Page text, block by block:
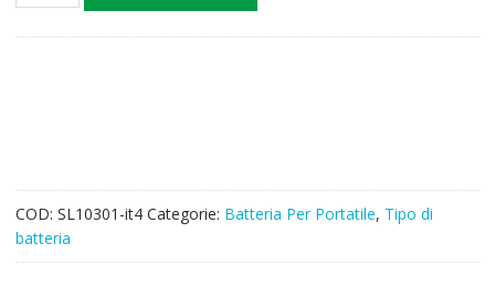
COD: SL10301-it4 Categorie: Batteria Per Portatile, Tipo di
batteria